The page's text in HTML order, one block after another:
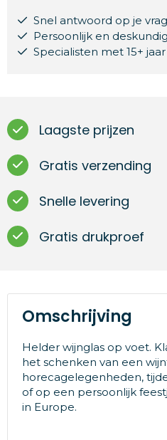
Snel antwoord op je
Persoonlijk en
Specialisten met 15+
Laagste prijzen
Gratis verzending
Snelle levering
Gratis drukproef
Omschrijving
Helder wijnglas op voet.
het schenken van een
horecagelegenheden,
of op een persoonlijk
in Europe.